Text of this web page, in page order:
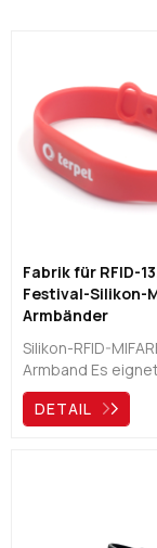
Fabrik für RFID-
Festival-Silikon-
Armbänder
Silikon-RFID-
Armband Es
hervorragend für
Freizeitparks,
Fitnessstudio usw.
DETAIL